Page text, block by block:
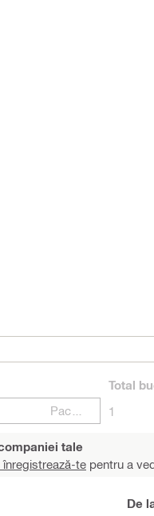
Total
1
tale
te pentru a
De